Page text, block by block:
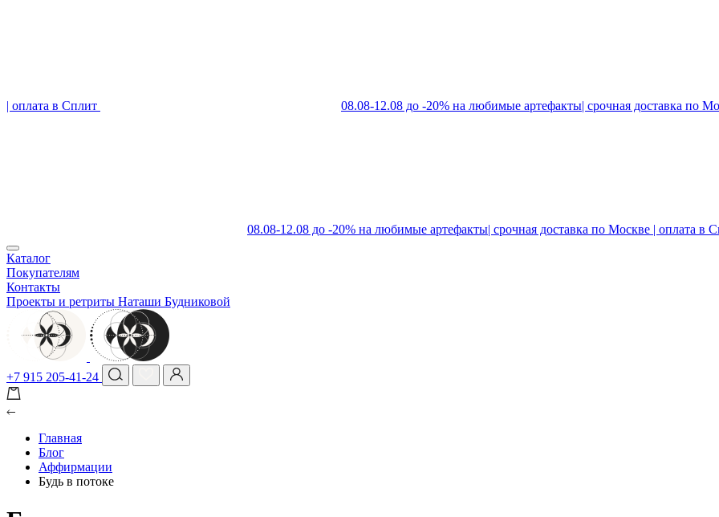
| оплата в Сплит 08.08-12.08 до -20% на любимые артефакты| срочная доставка по
08.08-12.08 до -20% на любимые артефакты| срочная доставка по Москве | оплата в
Каталог
Покупателям
Контакты
Проекты и ретриты Наташи Будниковой
+7 915 205-41-24
Главная
Блог
Аффирмации
Будь в потоке